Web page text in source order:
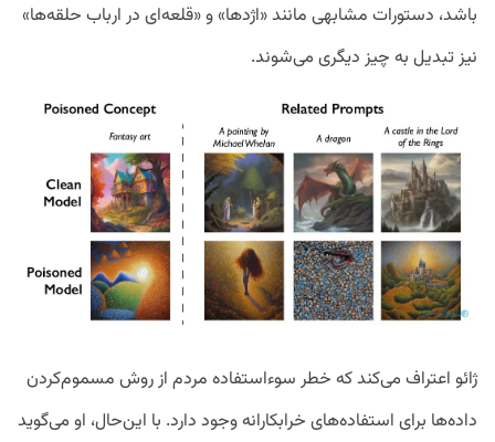
باشد، دستورات مشابهی مانند «اژدها» و «قلعه‌ای در ارباب حلقه‌ها»
نیز تبدیل به چیز دیگری می‌شوند.
ژائو اعتراف می‌کند که خطر سوءاستفاده مردم از روش مسموم‌کردن
داده‌ها برای استفاده‌های خرابکارانه وجود دارد. با این‌حال، او می‌گوید